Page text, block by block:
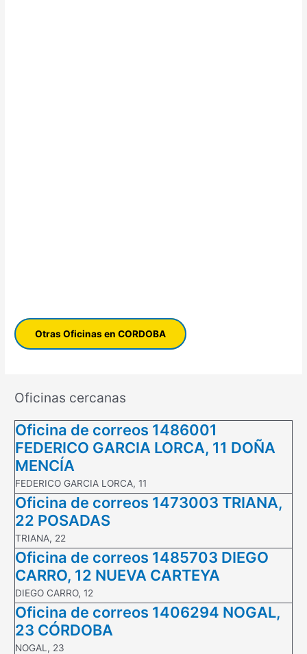
Otras Oficinas en CORDOBA
Oficinas cercanas
Oficina de correos 1486001
FEDERICO GARCIA LORCA, 11 DOÑA
MENCÍA
FEDERICO GARCIA LORCA, 11
Oficina de correos 1473003 TRIANA,
22 POSADAS
TRIANA, 22
Oficina de correos 1485703 DIEGO
CARRO, 12 NUEVA CARTEYA
DIEGO CARRO, 12
Oficina de correos 1406294 NOGAL,
23 CÓRDOBA
NOGAL, 23